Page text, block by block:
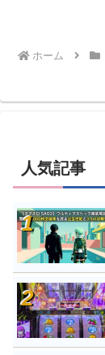
ホーム
人気記事